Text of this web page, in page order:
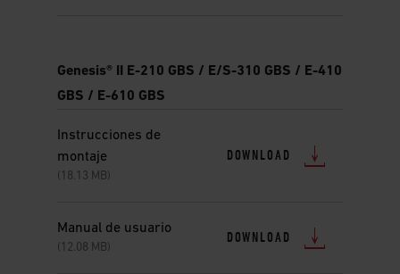
Genesis® II E-210 GBS / E/S-310 GBS / E-410
GBS / E-610 GBS
Instrucciones de
montaje
(18.13 MB)
DOWNLOAD
Manual de usuario
(12.08 MB)
DOWNLOAD